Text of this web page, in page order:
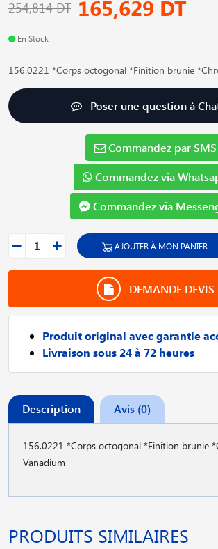
254,814 DT 165,629 DT
En Stock
156.0221 *Corps octogonal *Finition brunie
Poser une question à
Commandez par SMS
Commandez via
Commandez via
AJOUTER À MON PANIER
DEMANDE DEVIS
Produit original avec garantie
Livraison sous 24 à 72 heures
Description Avis (0)
156.0221 *Corps octogonal *Finition brunie
Vanadium
PRODUITS SIMILAIRES